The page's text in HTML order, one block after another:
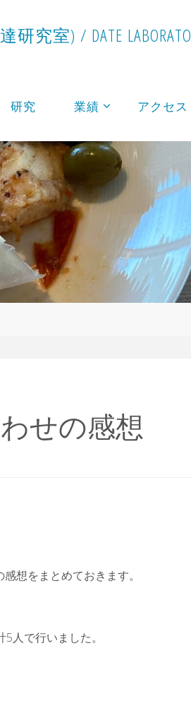
達研究室) / DATE LABORATO
研究 業績 アクセス
せの感想
想をまとめておきます。
人で行いました。